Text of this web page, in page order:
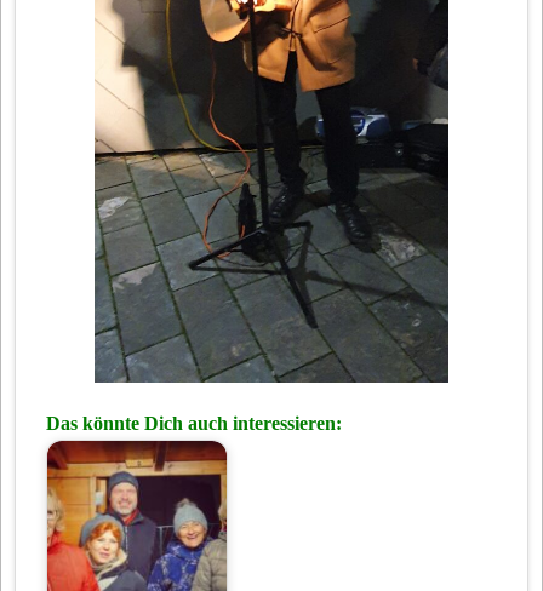
Das könnte Dich auch interessieren: